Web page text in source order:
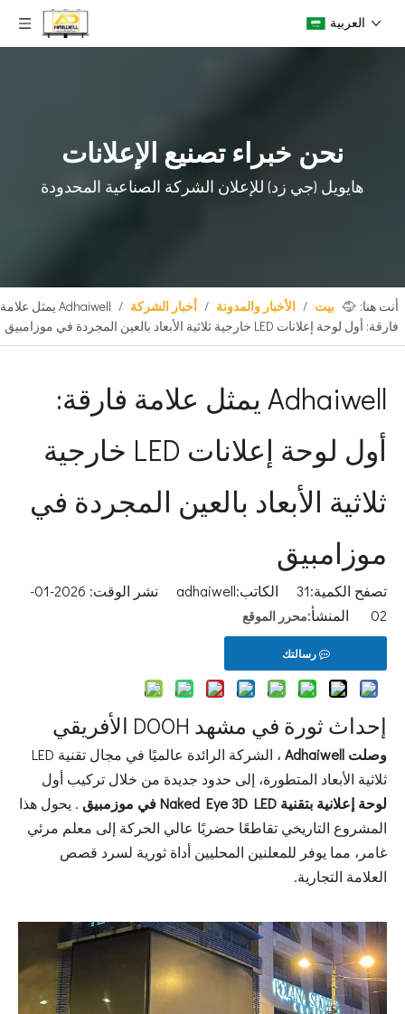
العربية
نحن خبراء تصنيع الإعلانات
هايويل (جي زد) للإعلان الشركة الصناعية المحدودة
أنت هنا: بيت / الأخبار والمدونة / أخبار الشركة /
Adhaiwell يمثل علامة
فارقة: أول لوحة إعلانات LED خارجية ثلاثية الأبعاد بالعين المجردة في موزامبيق
Adhaiwell يمثل علامة فارقة:
أول لوحة إعلانات LED خارجية
ثلاثية الأبعاد بالعين المجردة في
موزامبيق
تصفح الكمية:31
الكاتب:adhaiwell نشر الوقت: 2026-01-
02 المنشأ:
محرر الموقع
رسالتك
إحداث ثورة في مشهد DOOH الأفريقي
وصلت Adhaiwell
، الشركة الرائدة عالميًا في مجال تقنية LED
ثلاثية الأبعاد المتطورة، إلى حدود جديدة من خلال تركيب أول
لوحة إعلانية بتقنية Naked Eye 3D LED في موزمبيق
. يحول هذا
المشروع التاريخي تقاطعًا حضريًا عالي الحركة إلى معلم مرئي
غامر، مما يوفر للمعلنين المحليين أداة ثورية لسرد قصص
العلامة التجارية.